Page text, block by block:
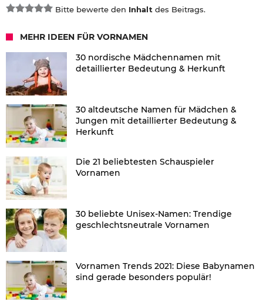
Bitte bewerte den Inhalt des Beitrags.
MEHR IDEEN FÜR VORNAMEN
30 nordische Mädchennamen mit
detaillierter Bedeutung & Herkunft
30 altdeutsche Namen für Mädchen &
Jungen mit detaillierter Bedeutung &
Herkunft
Die 21 beliebtesten Schauspieler
Vornamen
30 beliebte Unisex-Namen: Trendige
geschlechtsneutrale Vornamen
Vornamen Trends 2021: Diese Babynamen
sind gerade besonders populär!